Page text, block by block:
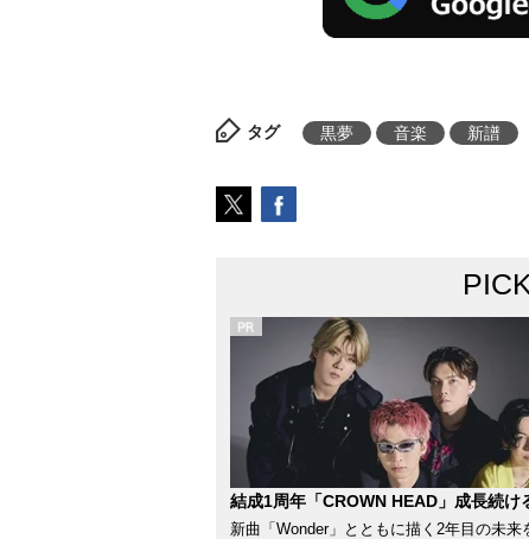
タグ 黒夢 音楽 新譜
結成1周年「CROWN HEAD」成長続け
新曲「Wonder」とともに描く2年目の未来